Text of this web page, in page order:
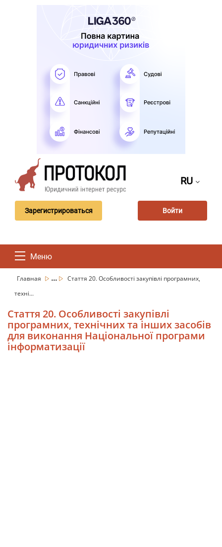
RU
Зарегистрироваться Войти
Меню
Главная ...
Стаття 20. Особливості закупівлі програмних,
техні...
Стаття 20. Особливості закупівлі
програмних, технічних та інших засобів
для виконання Національної програми
інформатизації